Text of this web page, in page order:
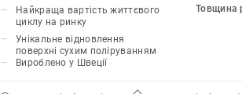
*На основі модулів A, C і D (сценарій
цикл без технічного обслуговування)
01508, порівняно з типовим EPD
Найкраща вартість життєвого
циклу на ринку
Унікальне відновлення
поверхні сухим поліруванням
Вироблено у Швеції
Товщина